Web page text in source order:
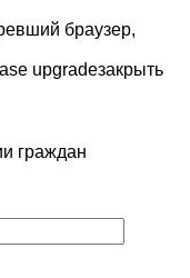
браузер,
upgradeзакрыть
граждан